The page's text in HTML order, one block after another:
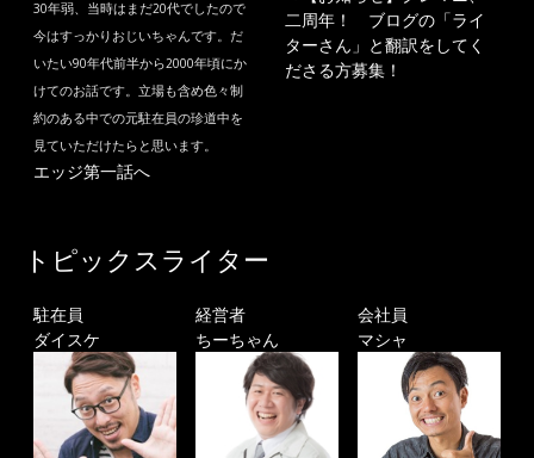
30年弱、当時はまだ20代でしたので
今はすっかりおじいちゃんです。だ
いたい90年代前半から2000年頃にか
けてのお話です。立場も含め色々制
約のある中での元駐在員の珍道中を
見ていただけたらと思います。
エッジ第一話へ
二周年！ ブログの「ライ
ターさん」と翻訳をしてく
ださる方募集！
トピックスライター
駐在員
ダイスケ
経営者
ちーちゃん
会社員
マシャ